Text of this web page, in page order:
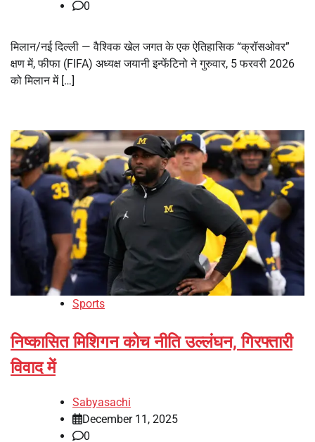
0
मिलान/नई दिल्ली — वैश्विक खेल जगत के एक ऐतिहासिक “क्रॉसओवर”
क्षण में, फीफा (FIFA) अध्यक्ष जयानी इन्फेंटिनो ने गुरुवार, 5 फरवरी 2026
को मिलान में […]
Sports
निष्कासित मिशिगन कोच नीति उल्लंघन, गिरफ्तारी
विवाद में
Sabyasachi
December 11, 2025
0